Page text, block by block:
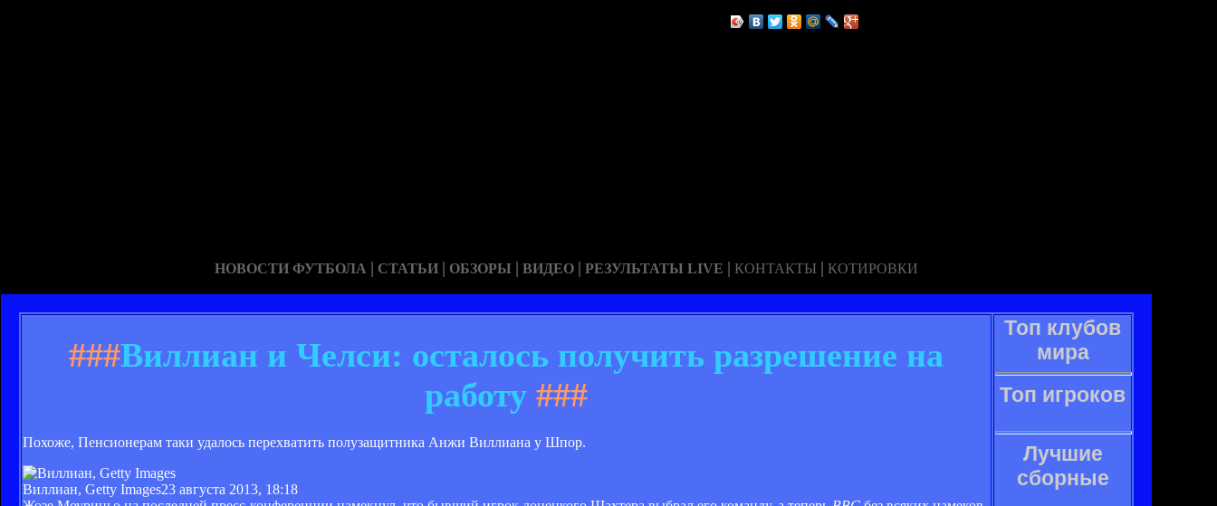
НОВОСТИ ФУТБОЛА | СТАТЬИ | ОБЗОРЫ | ВИДЕО | РЕЗУЛЬТАТЫ LIVE | КОНТАКТЫ | КОТИРОВКИ
###Виллиан и Челси: осталось получить разрешение на
работу ###
Похоже, Пенсионерам таки удалось перехватить полузащитника Анжи Виллиана у Шпор.
Виллиан, Getty Images23 августа 2013, 18:18
Топ клубов
мира
Топ игроков
Лучшие
сборные